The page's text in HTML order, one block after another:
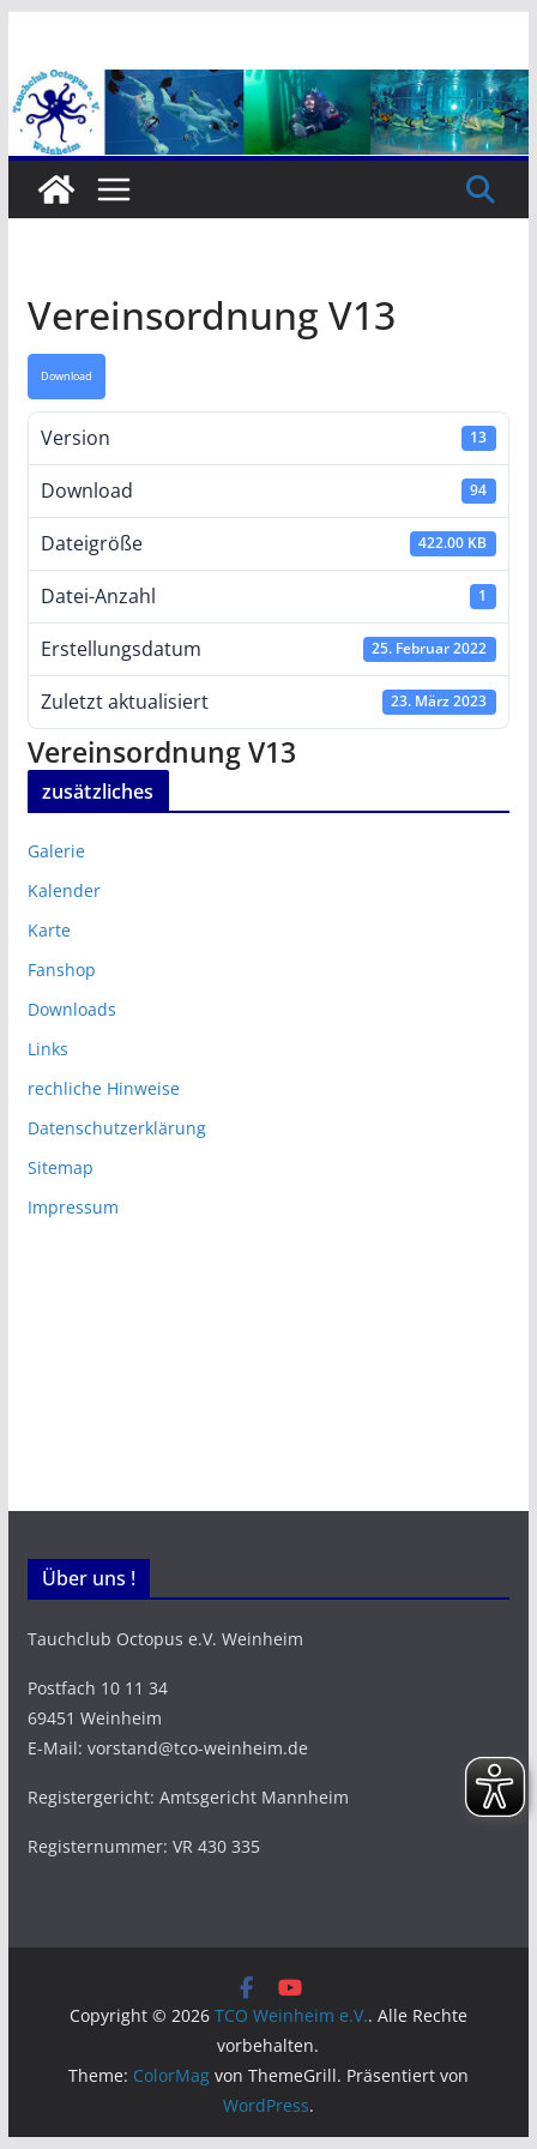
springen
Vereinsordnung V13
Download
Version 13
Download 94
Dateigröße 422.00 KB
Datei-Anzahl 1
Erstellungsdatum 25. Februar 2022
Zuletzt aktualisiert 23. März 2023
Vereinsordnung V13
zusätzliches
Galerie
Kalender
Karte
Fanshop
Downloads
Links
rechliche Hinweise
Datenschutzerklärung
Sitemap
Impressum
Über uns !
Tauchclub Octopus e.V. Weinheim
Postfach 10 11 34
69451 Weinheim
E-Mail: vorstand@tco-weinheim.de
Registergericht: Amtsgericht Mannheim
Registernummer: VR 430 335
Copyright © 2026 TCO Weinheim e.V.. Alle Rechte
vorbehalten.
Theme: ColorMagvon ThemeGrill. Präsentiert von
WordPress.